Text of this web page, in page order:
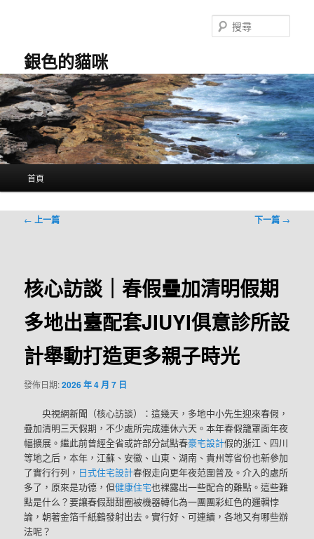
容
銀色的貓咪
尋
首頁
文
← 上一篇 下一篇 →
核心訪談｜春假疊加清明假期
多地出臺配套JIUYI俱意診所設
計舉動打造更多親子時光
發佈日期:2026 年 4 月 7 日
央視網新聞（核心訪談）：這幾天，多地中小先生迎來春假，
疊加清明三天假期，不少處所完成連休六天。本年春假籠罩面年夜
幅擴展。繼此前曾經全省或許部分試點春豪宅設計假的浙江、四川
等地之后，本年，江蘇、安徽、山東、湖南、貴州等省份也新參加
了實行行列， 日式住宅設計春假走向更年夜范圍普及。介入的處所
多了，原來是功德，但健康住宅也裸露出一些配合的難點。這些難
點是什么？要讓春假甜甜圈被機器轉化為一團團彩虹色的邏輯悖
論，朝著金箔千紙鶴發射出去。實行好、可連續，各地又有哪些辦
法呢？